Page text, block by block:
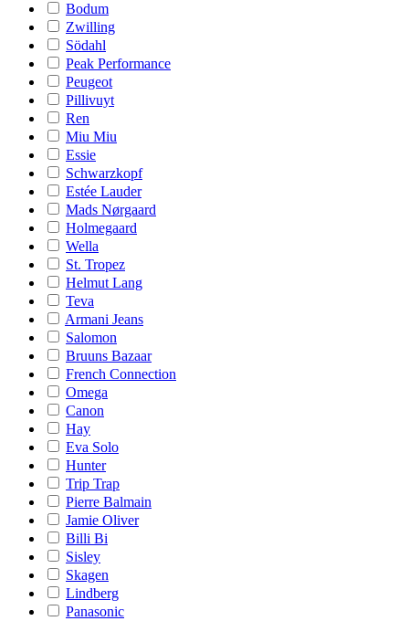
Bodum
Zwilling
Södahl
Peak Performance
Peugeot
Pillivuyt
Ren
Miu Miu
Essie
Schwarzkopf
Estée Lauder
Mads Nørgaard
Holmegaard
Wella
St. Tropez
Helmut Lang
Teva
Armani Jeans
Salomon
Bruuns Bazaar
French Connection
Omega
Canon
Hay
Eva Solo
Hunter
Trip Trap
Pierre Balmain
Jamie Oliver
Billi Bi
Sisley
Skagen
Lindberg
Panasonic